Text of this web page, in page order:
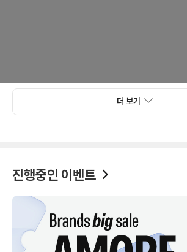
더 보기
진행중인 이벤트